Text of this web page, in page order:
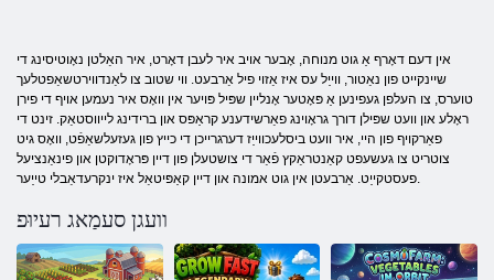
אין דעם דאָרף אַ גוט מנוחה, אָבער אויב איר לעבן דאָרט, איר האַלטן נאָוטיסינג די
שיינקייט פון נאַטור, ווייַל עס איז אַזוי פיל אַרבעט. ווי שטוב צו לאַנדווירטשאַפטלעך
טוערס, צו העלפן געפינען אַ פּאָטער אָנליין שפּיל פּויער אין וואָס איר נעמען אויף די פירן
ראָלע און וועט שפּילן דורך גראָוינג פאַרשידענע קראַפּס און ברידינג לייווסטאַק. זינט די
פאַרקויף פון היי, איר וועט ביסלעכווייַז דערגרייכן די כייץ פון געזעלשאַפֿט, וואָס גיט
צוטריט צו געשעפט קאַנטראַקץ פֿאַר די צושטעלן פון דיין פּראָדוקטן און פינאַנציעל
פעסטקייַט. אַרבעטן אין גוט אמונה און דיין קאַפּיטאַל איז ינקרעדאַבלי טייַער.
וועגן סעמַאג רעיוּפ